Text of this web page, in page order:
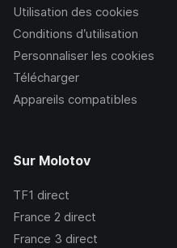
Utilisation des cookies
Conditions d’utilisation
Personnaliser les cookies
Télécharger
Appareils compatibles
Sur Molotov
TF1 direct
France 2 direct
France 3 direct